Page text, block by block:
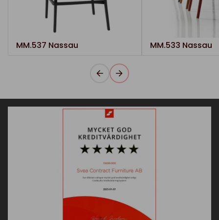
MM.537 Nassau MM.533 Nassau